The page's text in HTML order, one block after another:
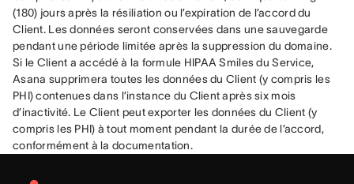
(180) jours après la résiliation ou l’expiration de l’accord du
Client. Les données seront conservées dans une sauvegarde
pendant une période limitée après la suppression du domaine.
Si le Client a accédé à la formule HIPAA Smiles du Service,
Asana supprimera toutes les données du Client (y compris les
PHI) contenues dans l’instance du Client après six mois
d’inactivité. Le Client peut exporter les données du Client (y
compris les PHI) à tout moment pendant la durée de l’accord,
conformément à la documentation.